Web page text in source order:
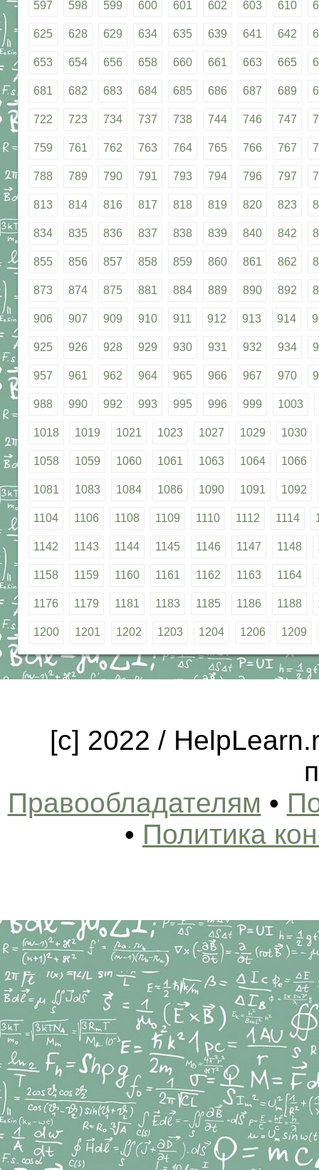
597 598 599 600 601 602 603 610
625 628 629 634 635 639 641 642
653 654 656 658 660 661 663 665
681 682 683 684 685 686 687 689
722 723 734 737 738 744 746 747
759 761 762 763 764 765 766 767
788 789 790 791 793 794 796 797
813 814 816 817 818 819 820 823
834 835 836 837 838 839 840 842
855 856 857 858 859 860 861 862
873 874 875 881 884 889 890 892
906 907 909 910 911 912 913 914
925 926 928 929 930 931 932 934
957 961 962 964 965 966 967 970
988 990 992 993 995 996 999 1003
1018 1019 1021 1023 1027 1029 1030
1058 1059 1060 1061 1063 1064 1066
1081 1083 1084 1086 1090 1091 1092
1104 1106 1108 1109 1110 1112 1114
1142 1143 1144 1145 1146 1147 1148
1158 1159 1160 1161 1162 1163 1164
1176 1179 1181 1183 1185 1186 1188
1200 1201 1202 1203 1204 1206 1209
[c] 2022 /
Правообладателям •
• Политика